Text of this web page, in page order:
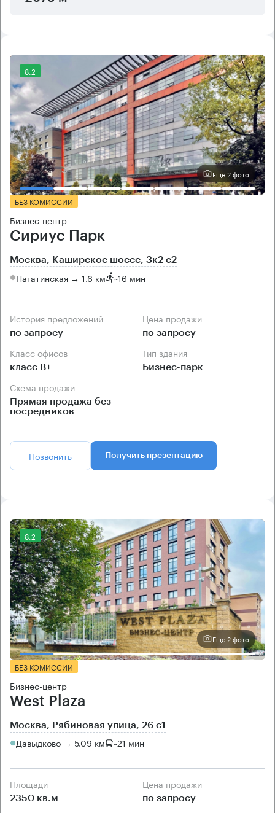
8.2
Еще 2 фото
БЕЗ КОМИССИИ
Бизнес-центр
Сириус Парк
Москва, Каширское шоссе, 3к2 с2
Нагатинская → 1.6 км ~16 мин
История предложений
по запросу
Цена продажи
по запросу
Класс офисов
класс B+
Тип здания
Бизнес-парк
Схема продажи
Прямая продажа без
посредников
Позвонить Получить презентацию
8.2
Еще 2 фото
БЕЗ КОМИССИИ
Бизнес-центр
West Plaza
Москва, Рябиновая улица, 26 с1
Давыдково → 5.09 км ~21 мин
Площади
2350 кв.м
Цена продажи
по запросу